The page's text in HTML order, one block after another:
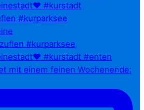
#kurparksee
mit einem feinen Wochenende: